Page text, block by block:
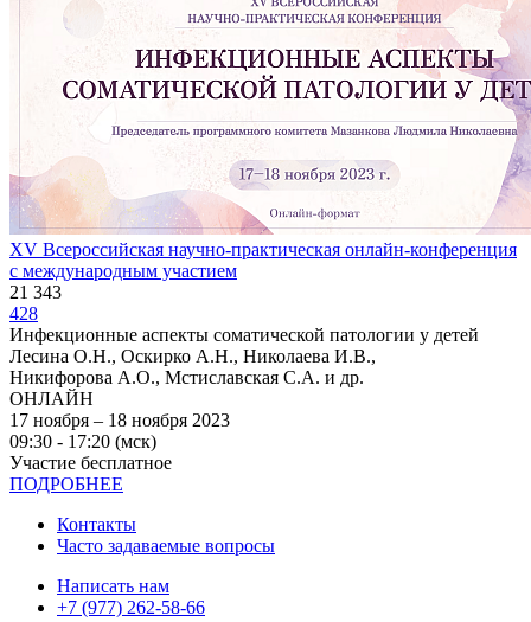
XV Всероссийская научно-практическая онлайн-конференция
с международным участием
21 343
428
Инфекционные аспекты соматической патологии у детей
Лесина О.Н., Оскирко А.Н., Николаева И.В.,
Никифорова А.О., Мстиславская С.А. и др.
ОНЛАЙН
17 ноября – 18 ноября 2023
09:30 - 17:20 (мск)
Участие бесплатное
ПОДРОБНЕЕ
Контакты
Часто задаваемые вопросы
Написать нам
+7 (977) 262-58-66